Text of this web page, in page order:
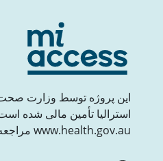
این پروژه توسط وزارت
استرالیا تأمین مالی شده
www.health.gov.au مراجعه کنید